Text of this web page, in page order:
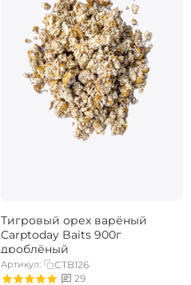
Тигровый орех варёный
Carptoday Baits 900г
дроблёный
Артикул:
CTB126
29